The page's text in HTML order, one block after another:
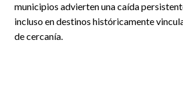
municipios advierten una caída
incluso en destinos históricamente
de cercanía.